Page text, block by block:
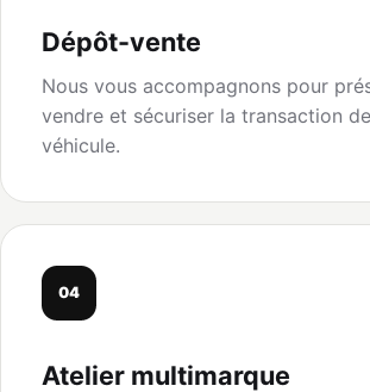
Dépôt-vente
Nous vous accompagnons pour
vendre et sécuriser la transaction
véhicule.
04
Atelier multimarque